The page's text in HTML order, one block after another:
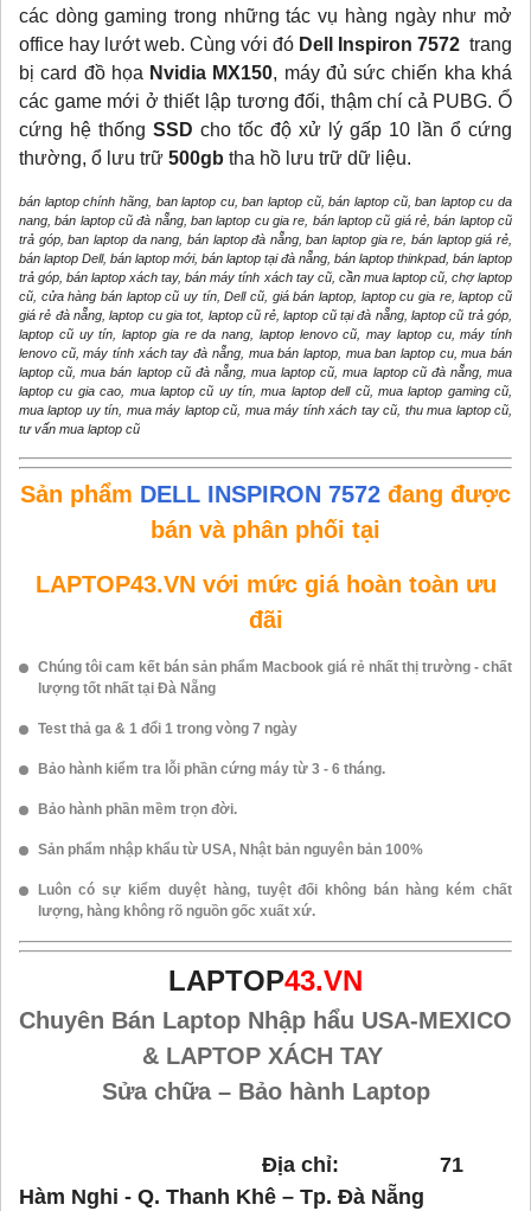
các dòng gaming trong những tác vụ hàng ngày như mở
office hay lướt web. Cùng với đó Dell Inspiron 7572 trang
bị card đồ họa Nvidia MX150, máy đủ sức chiến kha khá
các game mới ở thiết lập tương đối, thậm chí cả PUBG. Ổ
cứng hệ thống SSD cho tốc độ xử lý gấp 10 lần ổ cứng
thường, ổ lưu trữ 500gb tha hồ lưu trữ dữ liệu.
bán laptop chính hãng, ban laptop cu, ban laptop cũ, bán laptop cũ, ban laptop cu da
nang, bán laptop cũ đà nẵng, ban laptop cu gia re, bán laptop cũ giá rẻ, bán laptop cũ
trả góp, ban laptop da nang, bán laptop đà nẵng, ban laptop gia re, bán laptop giá rẻ,
bán laptop Dell, bán laptop mới, bán laptop tại đà nẵng, bán laptop thinkpad, bán laptop
trả góp, bán laptop xách tay, bán máy tính xách tay cũ, cần mua laptop cũ, chợ laptop
cũ, cửa hàng bán laptop cũ uy tín, Dell cũ, giá bán laptop, laptop cu gia re, laptop cũ
giá rẻ đà nẵng, laptop cu gia tot, laptop cũ rẻ, laptop cũ tại đà nẵng, laptop cũ trả góp,
laptop cũ uy tín, laptop gia re da nang, laptop lenovo cũ, may laptop cu, máy tính
lenovo cũ, máy tính xách tay đà nẵng, mua bán laptop, mua ban laptop cu, mua bán
laptop cũ, mua bán laptop cũ đà nẵng, mua laptop cũ, mua laptop cũ đà nẵng, mua
laptop cu gia cao, mua laptop cũ uy tín, mua laptop dell cũ, mua laptop gaming cũ,
mua laptop uy tín, mua máy laptop cũ, mua máy tính xách tay cũ, thu mua laptop cũ,
tư vấn mua laptop cũ
Sản phẩm DELL INSPIRON 7572 đang được
bán và phân phối tại
LAPTOP43.VN với mức giá hoàn toàn ưu
đãi
Chúng tôi cam kết bán sản phẩm Macbook giá rẻ nhất thị trường - chất
lượng tốt nhất tại Đà Nẵng
Test thả ga & 1 đổi 1 trong vòng 7 ngày
Bảo hành kiểm tra lỗi phần cứng máy từ 3 - 6 tháng.
Bảo hành phần mềm trọn đời.
Sản phẩm nhập khẩu từ USA, Nhật bản nguyên bản 100%
Luôn có sự kiểm duyệt hàng, tuyệt đối không bán hàng kém chất
lượng, hàng không rõ nguồn gốc xuất xứ.
LAPTOP43.VN
Chuyên Bán Laptop Nhập hẩu USA-MEXICO
& LAPTOP XÁCH TAY
Sửa chữa – Bảo hành Laptop
Địa chỉ: 71
Hàm Nghi - Q. Thanh Khê – Tp. Đà Nẵng